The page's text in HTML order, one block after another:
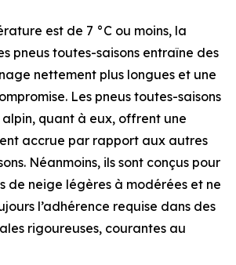
est de 7 °C ou moins, la
pneus toutes-saisons entraîne des
nettement plus longues et une
Les pneus toutes-saisons
quant à eux, offrent une
accrue par rapport aux autres
Néanmoins, ils sont conçus pour
de neige légères à modérées et ne
l’adhérence requise dans des
rigoureuses, courantes au